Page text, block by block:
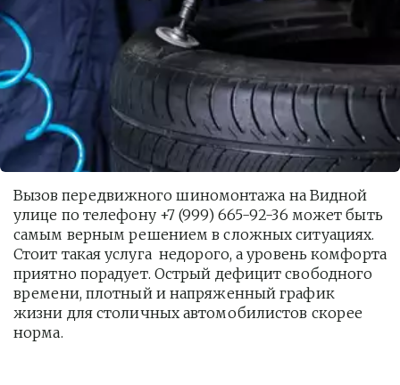
Вызов передвижного шиномонтажа на Видной
улице по телефону +7 (999) 665-92-36 может быть
самым верным решением в сложных ситуациях.
Стоит такая услуга  недорого, а уровень комфорта
приятно порадует. Острый дефицит свободного
времени, плотный и напряженный график
жизни для столичных автомобилистов скорее
норма.